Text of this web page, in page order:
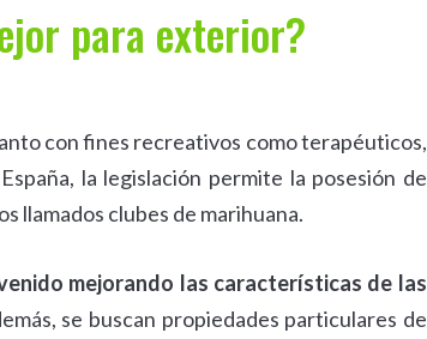
para exterior?
con fines recreativos como terapéuticos,
la legislación permite la posesión de
llamados clubes de marihuana.
mejorando las características de las
se buscan propiedades particulares de